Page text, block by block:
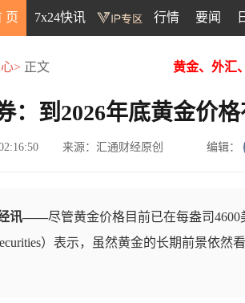
页 7x24快讯 行情 要闻
> 正文 黄金、外汇
：到2026年底黄金价
来源：汇通财经原创 编辑：
讯——尽管黄金价格目前已在每盎司
）表示，虽然黄金的长期前景依